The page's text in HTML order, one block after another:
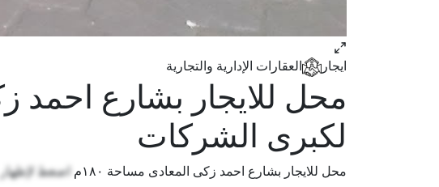
ايجار العقارات الإدارية والتجارية
لكبرى الشركات
محل للايجار بشارع احمد زكى المعادى مساحة ١٨٠م
اضغط لإظهار